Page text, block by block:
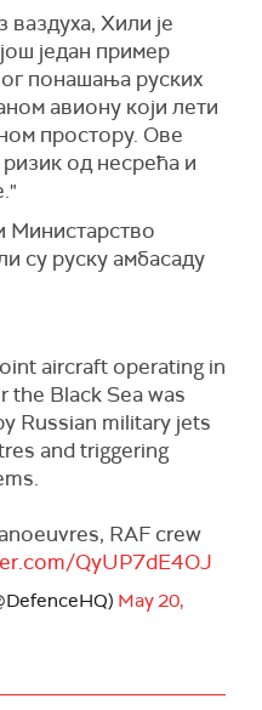
ваздуха, Хили је
један пример
понашања руских
авиону који лети
простору. Ове
ризик од несрећа и
Министарство
су руску амбасаду
aircraft operating in
the Black Sea was
Russian military jets
and triggering
RAF crew
QyUP7dE4OJ
May 20,